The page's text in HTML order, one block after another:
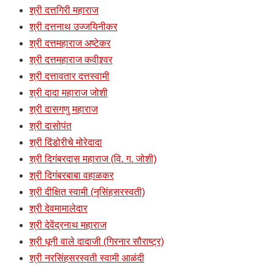
श्री दत्तगिरी महाराज
श्री दत्तनाथ उज्जयिनीकर
श्री दत्तमहाराज अष्टेकर
श्री दत्तमहाराज कवीश्र्वर
श्री दत्तावतार दत्तस्वामी
श्री दादा महाराज जोशी
श्री दासगणु महाराज
श्री दासोपंत
श्री दिंडोरीचे मोरेदादा
श्री दिगंबरदास महाराज (वि. ग. जोशी)
श्री दिगंबरबाबा वहाळकर
श्री दीक्षित स्वामी (नृसिंहसरस्वती)
श्री देवमामालेदार
श्री देवेंद्रनाथ महाराज
श्री धूनी वाले दादाजी (गिरनार सौराष्ट्र)
श्री नरसिंहसरस्वती स्वामी आळंदी